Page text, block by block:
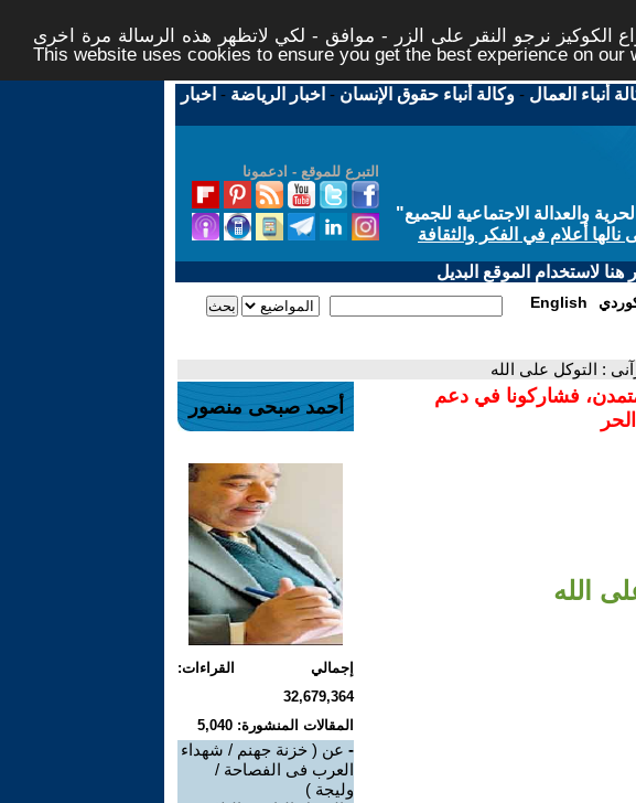
نرجو النقر على الزر - موافق - لكي لاتظهر هذه الرسالة مرة اخرى -
This website uses cookies to ensure you get the best experience on our
أنباء العمال -وكالة أنباء حقوق الإنسان - اخبار الرياضة - اخبار
التبرع للموقع - ادعمونا
والعدالة الاجتماعية للجميع"
أعلام في الفكر والثقافة
لاستخدام الموقع البديل
English
: التوكل على الله
فشاركونا في دعم
الله
أحمد صبحى منصور
إجمالي القراءات:
32,679,364
المقالات المنشورة: 5,040
- عن ( خزنة جهنم / شهداء
العرب فى الفصاحة /
وليجة )